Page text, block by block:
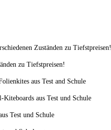
Zuständen zu Tiefstpreisen!
zu Tiefstpreisen!
aus Test and Schule
aus Test und Schule
Test und Schule